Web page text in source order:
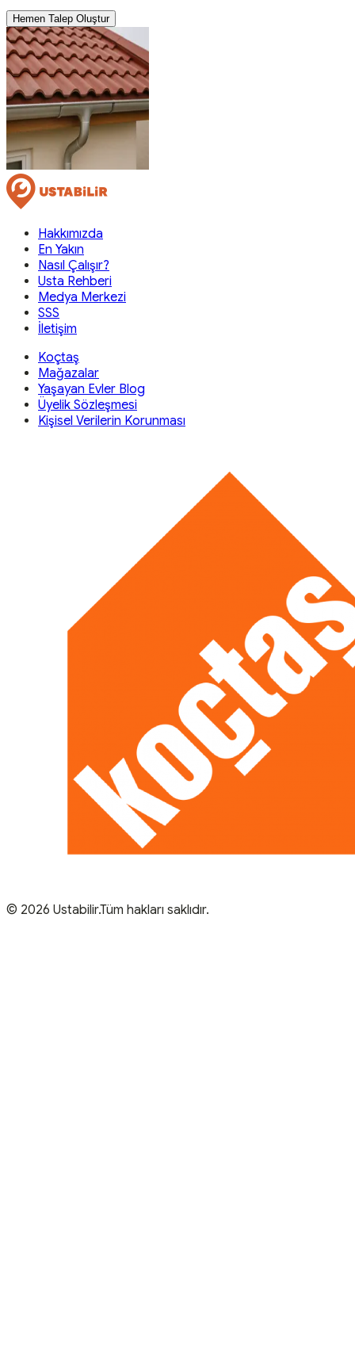
Hemen Talep Oluştur
Hakkımızda
En Yakın
Nasıl Çalışır?
Usta Rehberi
Medya Merkezi
SSS
İletişim
Koçtaş
Mağazalar
Yaşayan Evler Blog
Üyelik Sözleşmesi
Kişisel Verilerin Korunması
© 2026 Ustabilir.Tüm hakları saklıdır.